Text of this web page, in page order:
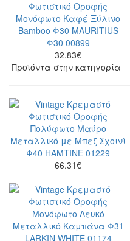
32.83€
Προϊόντα στην κατηγορία
66.31€